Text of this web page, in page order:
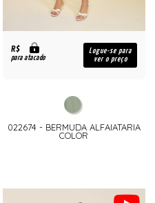
R$
para atacado
Logue-se para
ver o preço
022674 - BERMUDA ALFAIATARIA
COLOR